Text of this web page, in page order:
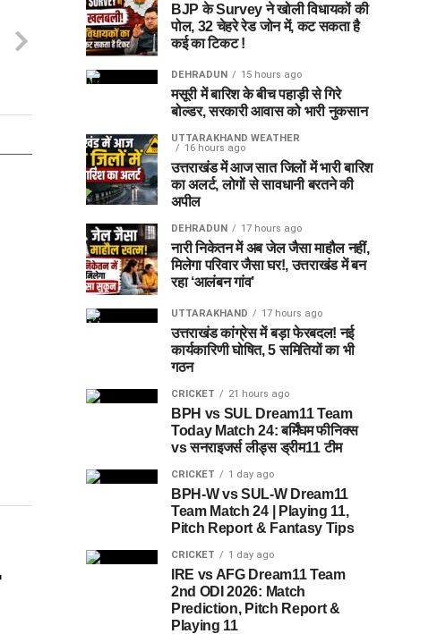
BJP के Survey ने खोली विधायकों की
पोल, 32 चेहरे रेड जोन में, कट सकता है
कई का टिकट !
DEHRADUN 15 hours ago
मसूरी में बारिश के बीच पहाड़ी से गिरे
बोल्डर, सरकारी आवास को भारी नुकसान
UTTARAKHAND WEATHER
16 hours ago
उत्तराखंड में आज सात जिलों में भारी बारिश
का अलर्ट, लोगों से सावधानी बरतने की
अपील
DEHRADUN 17 hours ago
नारी निकेतन में अब जेल जैसा माहौल नहीं,
मिलेगा परिवार जैसा घर!, उत्तराखंड में बन
रहा ‘आलंबन गांव’
UTTARAKHAND 17 hours ago
उत्तराखंड कांग्रेस में बड़ा फेरबदल! नई
कार्यकारिणी घोषित, 5 समितियों का भी
गठन
CRICKET 21 hours ago
BPH vs SUL Dream11 Team
Today Match 24: बर्मिंघम फीनिक्स
vs सनराइजर्स लीड्स ड्रीम11 टीम
CRICKET 1 day ago
BPH-W vs SUL-W Dream11
Team Match 24 | Playing 11,
Pitch Report & Fantasy Tips
CRICKET 1 day ago
IRE vs AFG Dream11 Team
2nd ODI 2026: Match
Prediction, Pitch Report &
Playing 11